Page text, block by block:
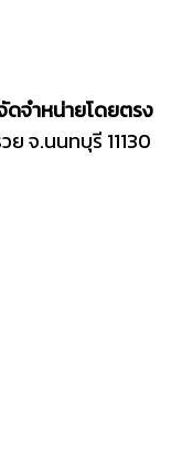
จำหน่ายโดยตรง
จ.นนทบุรี 11130